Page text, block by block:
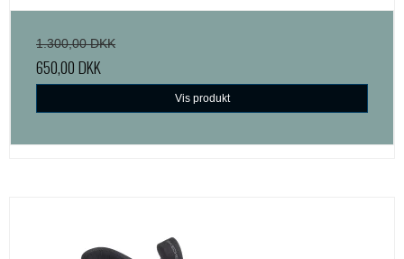
1.300,00 DKK
650,00 DKK
Vis produkt